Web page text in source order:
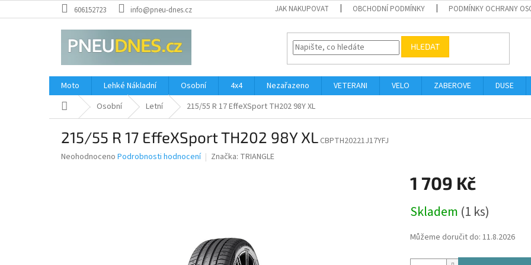
na
606152723 info@pneu-dnes.cz JAK NAKUPOVAT OBCHODNÍ PODMÍNKY PODMÍNKY OCHRANY
HLEDAT
Moto Lehké Nákladní Osobní 4x4 Nezařazeno VETERANI VELO ZABEROVE DUSE
Domů Osobní Letní 215/55 R 17 EffeXSport TH202 98Y XL
215/55 R 17 EffeXSport TH202 98Y XL CBPTH20221J17YFJ
Průměrné
Neohodnoceno Podrobnosti hodnocení Značka: TRIANGLE
1 709 Kč
cena:
Skladem (1 ks)
Můžeme doručit do: 11.8.2026